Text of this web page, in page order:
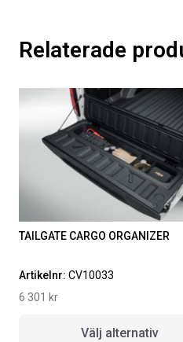
Relaterade
TAILGATE CARGO ORGANIZER
Artikelnr: CV10033
6 301 kr
Välj alternativ